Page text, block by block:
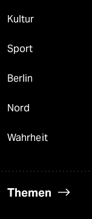
Kultur
Sport
Berlin
Nord
Wahrheit
Themen